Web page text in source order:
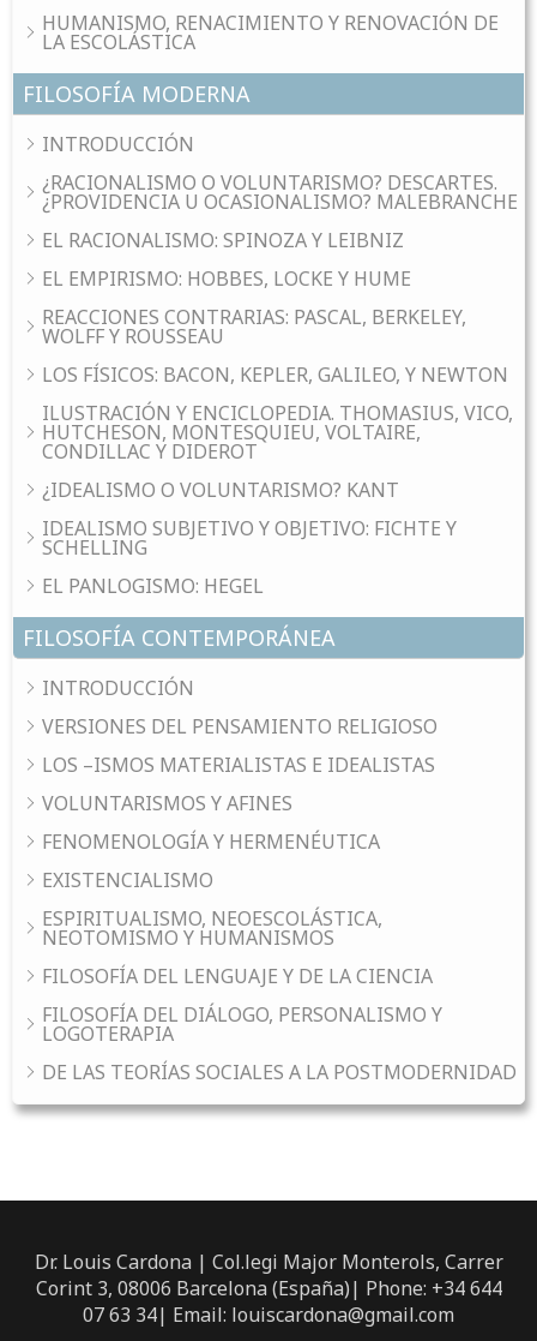
HUMANISMO, RENACIMIENTO Y RENOVACIÓN DE
LA ESCOLÁSTICA
FILOSOFÍA MODERNA
INTRODUCCIÓN
¿RACIONALISMO O VOLUNTARISMO? DESCARTES.
¿PROVIDENCIA U OCASIONALISMO? MALEBRANCHE
EL RACIONALISMO: SPINOZA Y LEIBNIZ
EL EMPIRISMO: HOBBES, LOCKE Y HUME
REACCIONES CONTRARIAS: PASCAL, BERKELEY,
WOLFF Y ROUSSEAU
LOS FÍSICOS: BACON, KEPLER, GALILEO, Y NEWTON
ILUSTRACIÓN Y ENCICLOPEDIA. THOMASIUS, VICO,
HUTCHESON, MONTESQUIEU, VOLTAIRE,
CONDILLAC Y DIDEROT
¿IDEALISMO O VOLUNTARISMO? KANT
IDEALISMO SUBJETIVO Y OBJETIVO: FICHTE Y
SCHELLING
EL PANLOGISMO: HEGEL
FILOSOFÍA CONTEMPORÁNEA
INTRODUCCIÓN
VERSIONES DEL PENSAMIENTO RELIGIOSO
LOS –ISMOS MATERIALISTAS E IDEALISTAS
VOLUNTARISMOS Y AFINES
FENOMENOLOGÍA Y HERMENÉUTICA
EXISTENCIALISMO
ESPIRITUALISMO, NEOESCOLÁSTICA,
NEOTOMISMO Y HUMANISMOS
FILOSOFÍA DEL LENGUAJE Y DE LA CIENCIA
FILOSOFÍA DEL DIÁLOGO, PERSONALISMO Y
LOGOTERAPIA
DE LAS TEORÍAS SOCIALES A LA POSTMODERNIDAD
Dr. Louis Cardona | Col.legi Major Monterols, Carrer
Corint 3, 08006 Barcelona (España)| Phone: +34 644
07 63 34| Email: louiscardona@gmail.com